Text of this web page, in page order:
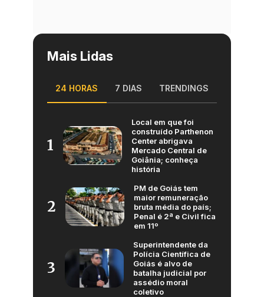
Mais Lidas
24 HORAS 7 DIAS TRENDINGS
1
Local em que foi
construído Parthenon
Center abrigava
Mercado Central de
Goiânia; conheça
história
2
PM de Goiás tem
maior remuneração
bruta média do país;
Penal é 2ª e Civil fica
em 11º
3
Superintendente da
Polícia Científica de
Goiás é alvo de
batalha judicial por
assédio moral
coletivo